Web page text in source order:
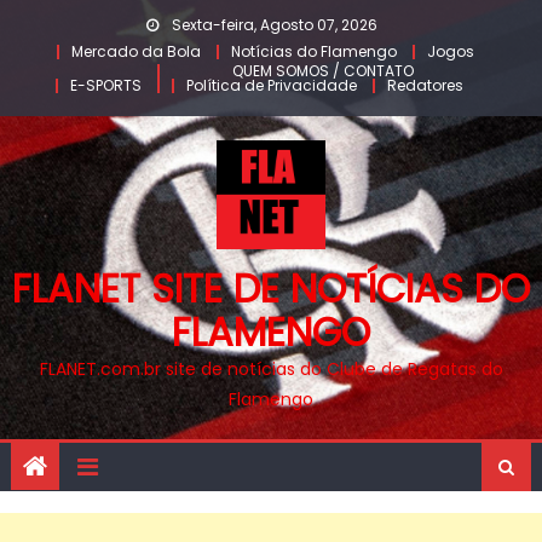
content
Sexta-feira, Agosto 07, 2026
Mercado da Bola
Notícias do Flamengo
Jogos
E-SPORTS
QUEM SOMOS / CONTATO
Política de Privacidade Redatores
FLANET SITE DE NOTÍCIAS DO
FLAMENGO
FLANET.com.br site de notícias do Clube de Regatas do
Flamengo